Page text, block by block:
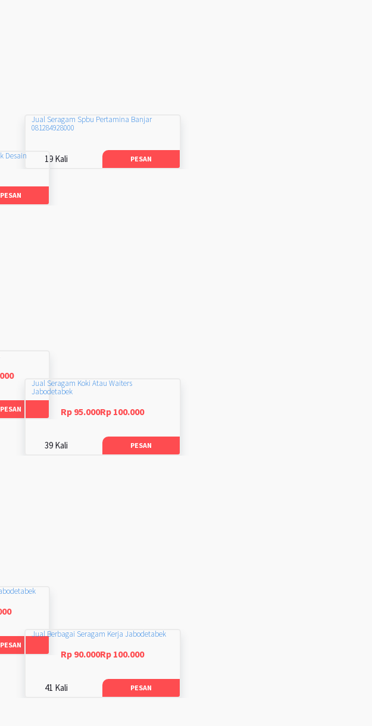
Jual Seragam Spbu Pertamina Banjar
081284928000
19 Kali PESAN
Desain
PESAN
PESAN
Jual Seragam Koki Atau Waiters
Jabodetabek
Rp 95.000Rp 100.000
39 Kali PESAN
PESAN
Jual Berbagai Seragam Kerja Jabodetabek
Rp 90.000Rp 100.000
41 Kali PESAN